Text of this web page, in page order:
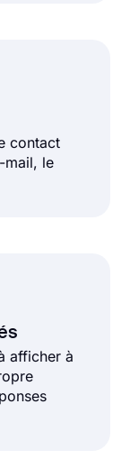
contact
mail, le
afficher à